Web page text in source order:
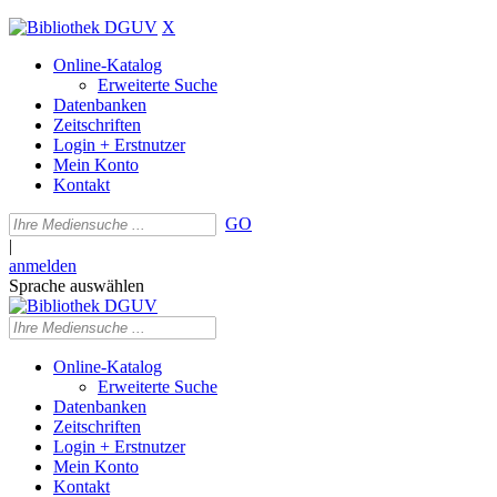
X
Online-Katalog
Erweiterte Suche
Datenbanken
Zeitschriften
Login + Erstnutzer
Mein Konto
Kontakt
GO
|
anmelden
Sprache auswählen
Online-Katalog
Erweiterte Suche
Datenbanken
Zeitschriften
Login + Erstnutzer
Mein Konto
Kontakt